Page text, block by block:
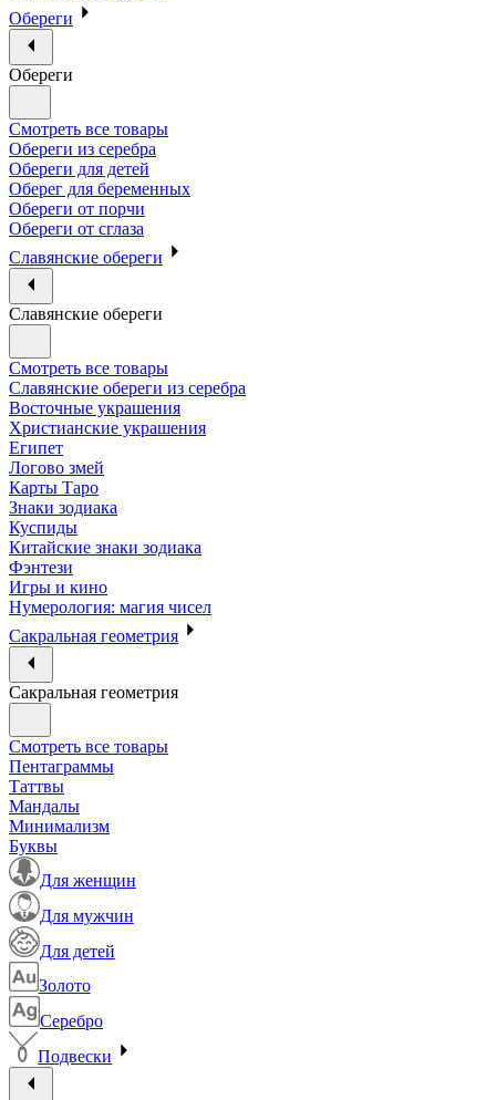
Обереги
Обереги
Смотреть все товары
Обереги из серебра
Обереги для детей
Оберег для беременных
Обереги от порчи
Обереги от сглаза
Славянские обереги
Славянские обереги
Смотреть все товары
Славянские обереги из серебра
Восточные украшения
Христианские украшения
Египет
Логово змей
Карты Таро
Знаки зодиака
Куспиды
Китайские знаки зодиака
Фэнтези
Игры и кино
Нумерология: магия чисел
Сакральная геометрия
Сакральная геометрия
Смотреть все товары
Пентаграммы
Таттвы
Мандалы
Минимализм
Буквы
Для женщин
Для мужчин
Для детей
Золото
Серебро
Подвески